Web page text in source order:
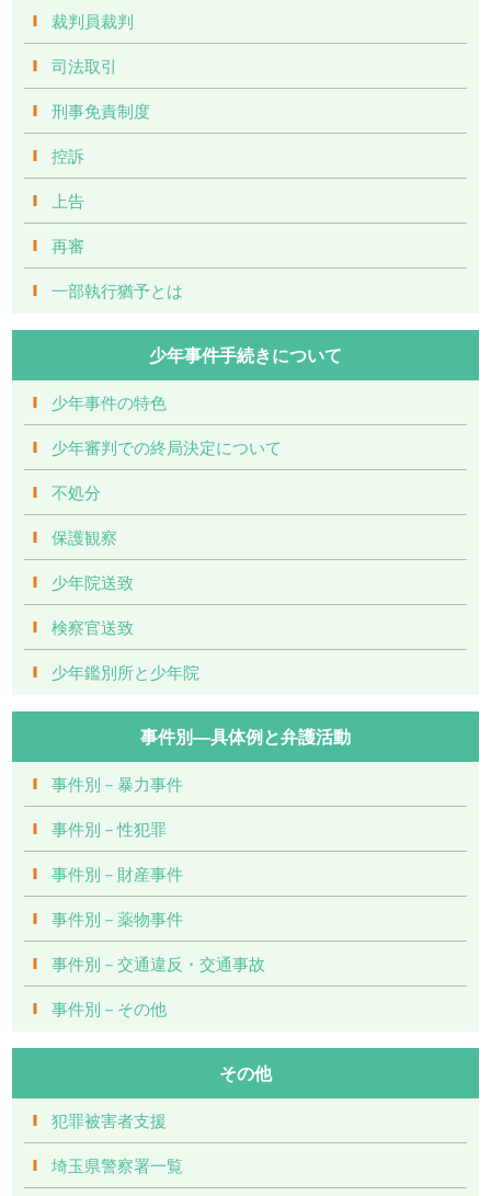
裁判員裁判
司法取引
刑事免責制度
控訴
上告
再審
一部執行猶予とは
少年事件手続きについて
少年事件の特色
少年審判での終局決定について
不処分
保護観察
少年院送致
検察官送致
少年鑑別所と少年院
事件別―具体例と弁護活動
事件別－暴力事件
事件別－性犯罪
事件別－財産事件
事件別－薬物事件
事件別－交通違反・交通事故
事件別－その他
その他
犯罪被害者支援
埼玉県警察署一覧